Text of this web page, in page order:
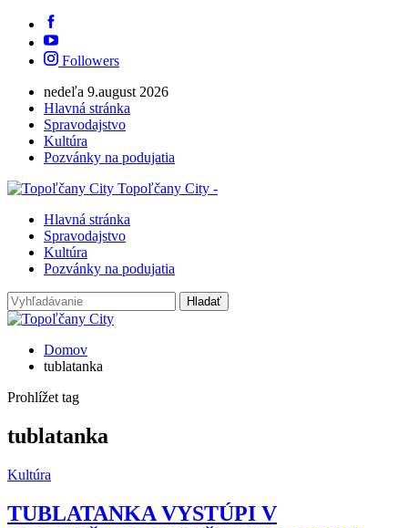
Followers
nedeľa 9.august 2026
Hlavná stránka
Spravodajstvo
Kultúra
Pozvánky na podujatia
Topoľčany City -
Hlavná stránka
Spravodajstvo
Kultúra
Pozvánky na podujatia
Domov
tublatanka
Prohlížet tag
tublatanka
Kultúra
TUBLATANKA VYSTÚPI V